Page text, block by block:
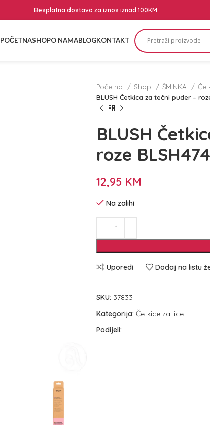
Besplatna dostava za iznos iznad 100KM.
POČETNASHOPO NAMABLOGKONTAKT
Početna Shop ŠMINKA
BLUSH Četkica za tečni puder –
BLUSH
roze BLSH474
12,95 KM
Na zalihi
Uporedi Dodaj na listu
SKU: 37833
Kategorija: Četkice za lice
Podijeli: